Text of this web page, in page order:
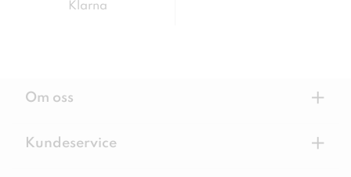
Klarna
Om oss +
Kundeservice +